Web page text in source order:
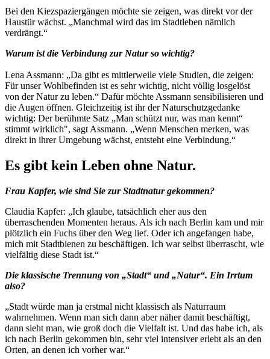
Bei den Kiezspaziergängen möchte sie zeigen, was direkt vor der
Haustür wächst. „Manchmal wird das im Stadtleben nämlich
verdrängt.“
Warum ist die Verbindung zur Natur so wichtig?
Lena Assmann: „Da gibt es mittlerweile viele Studien, die zeigen:
Für unser Wohlbefinden ist es sehr wichtig, nicht völlig losgelöst
von der Natur zu leben.“ Dafür möchte Assmann sensibilisieren und
die Augen öffnen. Gleichzeitig ist ihr der Naturschutzgedanke
wichtig: Der berühmte Satz „Man schützt nur, was man kennt“
stimmt wirklich", sagt Assmann. „Wenn Menschen merken, was
direkt in ihrer Umgebung wächst, entsteht eine Verbindung.“
Es gibt kein Leben ohne Natur.
Frau Kapfer, wie sind Sie zur Stadtnatur gekommen?
Claudia Kapfer: „Ich glaube, tatsächlich eher aus den
überraschenden Momenten heraus. Als ich nach Berlin kam und mir
plötzlich ein Fuchs über den Weg lief. Oder ich angefangen habe,
mich mit Stadtbienen zu beschäftigen. Ich war selbst überrascht, wie
vielfältig diese Stadt ist.“
Die klassische Trennung von „Stadt“ und „Natur“. Ein Irrtum
also?
„Stadt würde man ja erstmal nicht klassisch als Naturraum
wahrnehmen. Wenn man sich dann aber näher damit beschäftigt,
dann sieht man, wie groß doch die Vielfalt ist. Und das habe ich, als
ich nach Berlin gekommen bin, sehr viel intensiver erlebt als an den
Orten, an denen ich vorher war.“